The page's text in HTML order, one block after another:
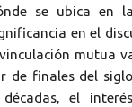
se ubica en
en el
mutua
de finales del
el